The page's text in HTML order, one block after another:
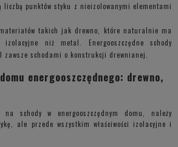
liczbą punktów styku z nieizolowanymi elementami
materiałów takich jak drewno, które naturalnie ma
izolacyjne niż metal. Energooszczędne schody
zawsze schodami o konstrukcji drewnianej.
energooszczędnego: drewno,
na schody w energooszczędnym domu, należy
ale przede wszystkim właściwości izolacyjne i